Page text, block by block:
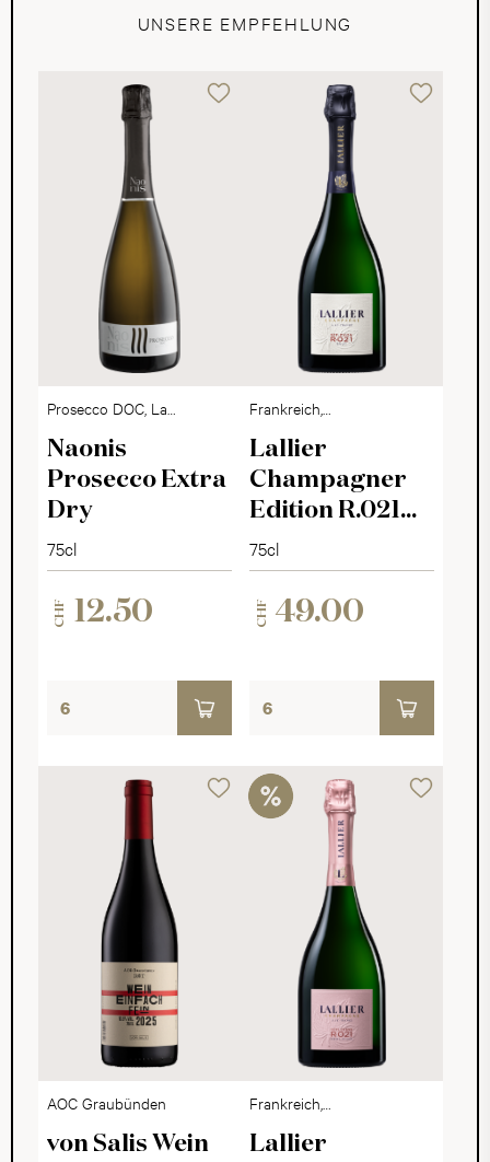
UNSERE EMPFEHLUNG
Prosecco DOC, La
Delizia
Naonis
Prosecco Extra
Dry
75cl
CHF 12.50
Frankreich,
Champagne
Lallier
Champagner
Edition R.021
Brut
75cl
CHF 49.00
AOC Graubünden
von Salis Wein
Frankreich,
Champagne
Lallier